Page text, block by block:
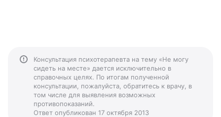
Консультация психотерапевта на тему «Не могу
сидеть на месте» дается исключительно в
справочных целях. По итогам полученной
консультации, пожалуйста, обратитесь к врачу, в
том числе для выявления возможных
противопоказаний.
Ответ опубликован 17 октября 2013